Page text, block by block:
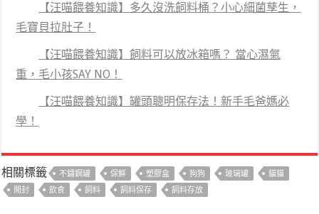
【汪喵餵養知識】多久沒洗飼料桶？小心細菌孳生，
毛寶貝拉肚子！
【汪喵餵養知識】飼料可以放冰箱嗎？ 當心濕氣
重，毛小孩SAY NO！
【汪喵餵養知識】罐頭聰明保存法！新手毛爸媽必
學！
相關標籤 不鏽鋼罐 保鮮 塑膠盒 狗狗 玻璃罐
貓貓
開封
飲食 飼料 飼料保存 飼料存放